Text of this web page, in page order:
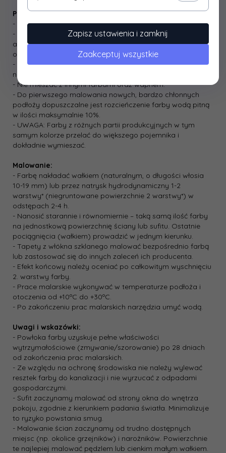
Przygotowanie wyrobu:
- Farbę przed malowaniem dokładnie wymieszać
- W przypadku kilku opakowań farby tego samego koloru,
ale z różnych partii produkcyjnych ­ wymieszać w większym
opakowaniu zbiorczym
- Na zagruntowane podłoże nakładać farbę
nierozcieńczoną.
- Nie mieszać z innymi farbami oraz wapnem.
- Do pierwszego malowania nowych, bardzo chłonnych
podłoży dopuszczalne jest rozcieńczenie farby wodą pitną
w ilości maksymalnie 10%.
- UWAGA: Farby z różnych partii produkcyjnych w tym
samym kolorze przelać do większego pojemnika i
dokładnie wymieszać.
Malowanie:
- Farbę nakładać wałkiem (naturalnym, o długości włosia
10-­19 mm) lub przez natrysk hydrodynamiczny 1-­2
warstwy* (niegruntowane powierzchnie 2 warstwy*) w
odstępach 2-­4 h.
- Nanosić starannie i równomiernie – taką samą ilość farby
na jednostkową powierzchnię ściany lub sufitu. Ostatnie
pociągnięcia (wałkiem) prowadzić w jednym kierunku.
- Tapety z włókna szklanego malować bezpośrednio farbą
lub zastosować się do innych zaleceń ich producenta.
- Efekt końcowy należy oceniać po całkowitym wyschnięciu
2. warstwy farby.
- Prace malarskie wykonywać w temperaturze podłoża i
otoczenia od +10ºC do +30ºC.
- Po zakończeniu prac malarskich narzędzia umyć wodą.
Uwagi i wskazówki:
- Powłoka farby uzyskuje pełne właściwości
wytrzymałościowe (zmywanie/szorowanie) po 28 dniach
od zakończenia prac malarskich.
- Ze względu na ochronę środowiska nie należy wylewać
resztek farby do kanalizacji i nie wyrzucać z odpadami
gospodarczymi.
- Sufit zaczynamy malować od strony okna do wnętrza
pokoju, zgodnie z kierunkiem padania światła. Minimalizuje
to ryzyko powstania smug.
- Malowanie ścian zaczynamy od trudno dostępnych
miejsc (np. okolice grzejników) i narożników. Powierzchnie
te najlepiej malować pędzlem lub cienkim małym wałkiem.
Zapisz ustawienia i zamknij
Zaakceptuj wszystkie